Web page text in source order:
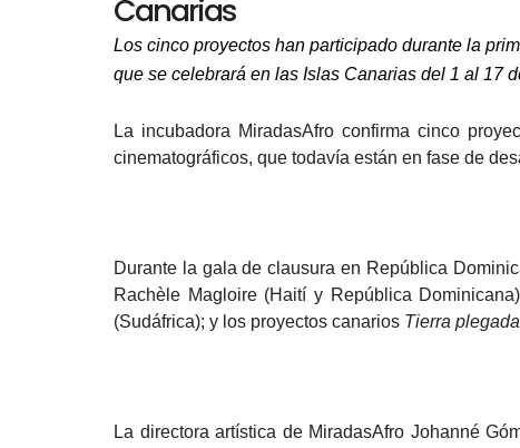
Canarias
Los cinco proyectos han participado durante la
que se celebrará en las Islas Canarias del 1 al 17
La incubadora MiradasAfro confirma cinco
cinematográficos, que todavía están en fase de
Durante la gala de clausura en República
Rachèle Magloire (Haití y República
(Sudáfrica); y los proyectos canarios Tierra plegada
La directora artística de MiradasAfro Johanné